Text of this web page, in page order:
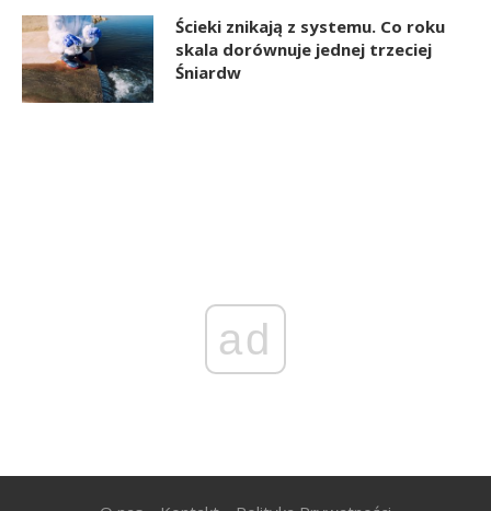
Ścieki znikają z systemu. Co roku
skala dorównuje jednej trzeciej
Śniardw
ad